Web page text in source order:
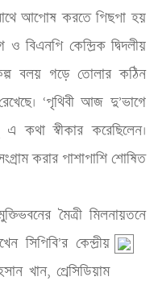
আপোষ করতে পিছপা হয়
বিএনপি কেন্দ্রিক দ্বিদলীয়
বলয় গড়ে তোলার কঠিন
‘পৃথিবী আজ দু’ভাগে
কথা স্বীকার করেছিলেন।
করার পাশাপাশি শোষিত
মৈত্রী মিলনায়তনে
সিপিবি’র কেন্দ্রীয়
খান, প্রেসিডিয়াম